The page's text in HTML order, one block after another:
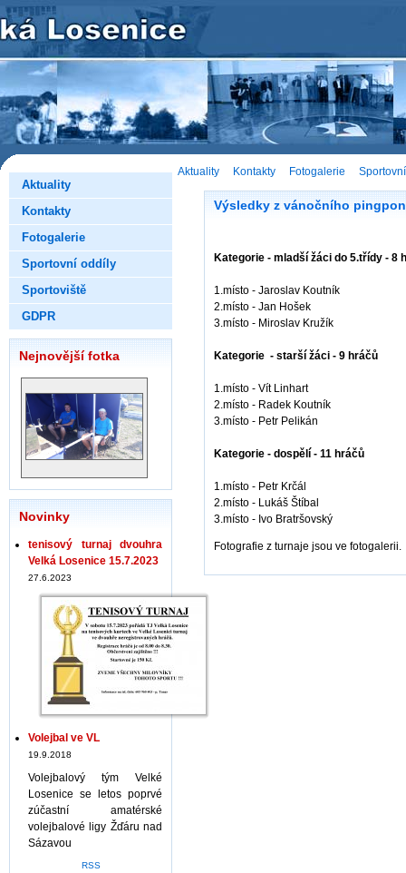
Aktuality Kontakty Fotogalerie
Aktuality
Kontakty
Fotogalerie
Sportovní oddíly
Sportoviště
GDPR
Nejnovější fotka
Novinky
tenisový turnaj dvouhra
Velká Losenice 15.7.2023
27.6.2023
Volejbal ve VL
19.9.2018
Volejbalový tým Velké
Losenice se letos poprvé
zúčastní amatérské
volejbalové ligy Žďáru nad
Sázavou
RSS
Výsledky z vánočního
Kategorie - mladší žáci do 5.třídy - 8
1.místo - Jaroslav Koutník
2.místo - Jan Hošek
3.místo - Miroslav Kružík
Kategorie - starší žáci - 9 hráčů
1.místo - Vít Linhart
2.místo - Radek Koutník
3.místo - Petr Pelikán
Kategorie - dospělí - 11 hráčů
1.místo - Petr Krčál
2.místo - Lukáš Štíbal
3.místo - Ivo Bratršovský
Fotografie z turnaje jsou ve fotogalerii.